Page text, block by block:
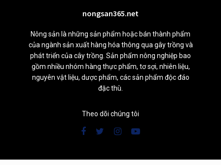
nongsan365.net
Nông sản là những sản phẩm hoặc bán thành phẩm
của ngành sản xuất hàng hóa thông qua gây trồng và
phát triển của cây trồng. Sản phẩm nông nghiệp bao
gồm nhiều nhóm hàng thực phẩm, tơ sợi, nhiên liệu,
nguyên vật liệu, dược phẩm, các sản phẩm độc đáo
đặc thù.
Theo dõi chúng tôi